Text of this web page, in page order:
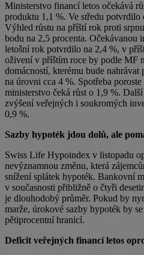
Ministerstvo financí letos očekává
produktu 1,1 %. Ve středu potvrdilo
Výhled růstu na příští rok proti
bodu na 2,5 procenta. Očekávanou
letošní rok potvrdilo na 2,4 %, v
oživení v příštím roce by podle MF
domácností, kterému bude
na úrovni cca 4 %. Spotřeba
ministerstvo čeká růst o 1,9 %.
zvýšení veřejných i soukromých
0,9 %.
Sazby hypoték jdou dolů, ale
Swiss Life Hypoindex v listopadu
nevýznamnou změnu, která
snížení splátek hypoték. Bankovní
v současnosti přibližně o čtyři
je dlouhodobý průměr. Pokud by
marže, úrokové sazby hypoték by
pětiprocentní hranicí.
Deficit veřejných financí letos